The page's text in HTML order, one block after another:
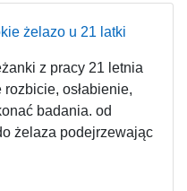
żelazo u 21 latki
z pracy 21 letnia
osłabienie,
badania. od
żelaza podejrzewając